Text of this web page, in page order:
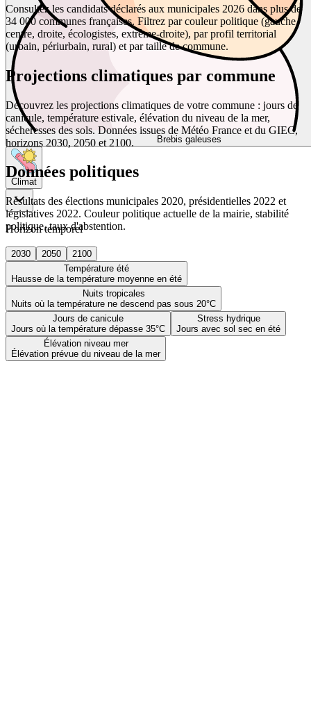
Brebis galeuses
Climat
Horizon temporel
2030 2050
2100
Température été
Hausse de la température moyenne en été
Nuits tropicales
Nuits où la température ne descend pas sous 20°C
Jours de canicule
Jours où la température dépasse 35°C
Stress hydrique
Jours avec sol sec en été
Élévation niveau mer
Élévation prévue du niveau de la mer
Consultez les candidats déclarés aux municipales 2026 dans plus de
34 000 communes françaises. Filtrez par couleur politique (gauche,
centre, droite, écologistes, extrême-droite), par profil territorial
(urbain, périurbain, rural) et par taille de commune.
Projections climatiques par commune
Découvrez les projections climatiques de votre commune : jours de
canicule, température estivale, élévation du niveau de la mer,
sécheresses des sols. Données issues de Météo France et du GIEC,
horizons 2030, 2050 et 2100.
Données politiques
Résultats des élections municipales 2020, présidentielles 2022 et
législatives 2022. Couleur politique actuelle de la mairie, stabilité
politique, taux d'abstention.